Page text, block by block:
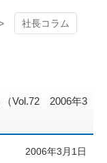
社長コラム
（Vol.72 2006年3
2006年3月1日